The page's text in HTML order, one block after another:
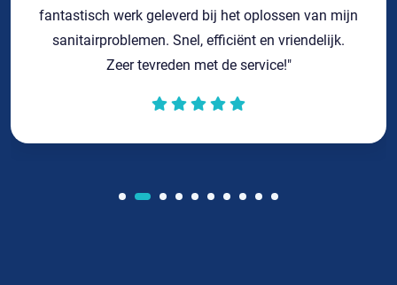
fantastisch werk geleverd bij het oplossen van mijn
sanitairproblemen. Snel, efficiënt en vriendelijk.
Zeer tevreden met de service!"